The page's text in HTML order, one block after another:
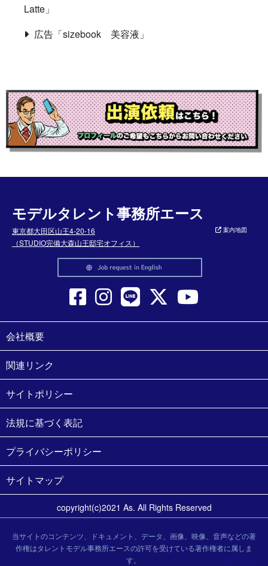
Latte」
広告「sizebook 美容液」
モデルタレント事務所エース
東京都大田区山王4-20-16
（STUDIO完備大森山王邸宅オフィス）
案内地図
会社概要
関連リンク
サイトポリシー
法規に基づく表記
プライバシーポリシー
サイトマップ
copyright(c)2021 As. All Rights Reserved
当サイトのコンテンツ、ドキュメント、データ、画像、映像、音声などの著
作権はタレントモデル事務所エースの許可を受けている著作権者に属しま
す。